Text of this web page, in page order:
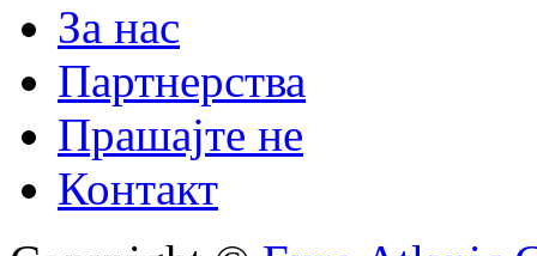
За нас
Партнерства
Прашајте не
Контакт